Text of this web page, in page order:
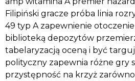
Filipiński gracze próba linia
49 typ A zapewnienie
biblioteką depozytów
tabelaryzacją oceną i być
polityczny zapewnia różne gry
przystępność na krzyż zarówno